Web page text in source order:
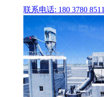
联系电话: 180 3780 8511